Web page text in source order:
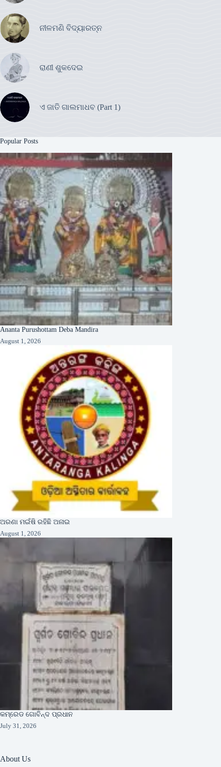
ନୀଳମଣି ବିଦ୍ୟାରତ୍ନ
ରାଣୀ ଶୁକଦେଇ
ଏ ଜାତି ଗାଲମାଧବ (Part 1)
Popular Posts
Ananta Purushottam Deba Mandira
August 1, 2026
ଅରଣା ମଇଁଷି ରହିଛି ଅନାଇ
August 1, 2026
କମ୍ରେଡ ଗୋବିନ୍ଦ ପ୍ରଧାନ
July 31, 2026
About Us